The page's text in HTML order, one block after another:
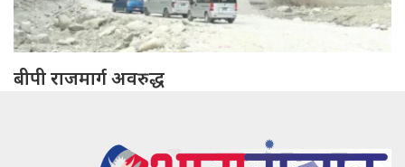
बीपी राजमार्ग अवरुद्ध